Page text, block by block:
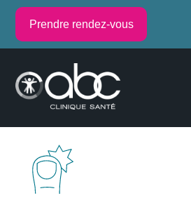
Prendre rendez-vous